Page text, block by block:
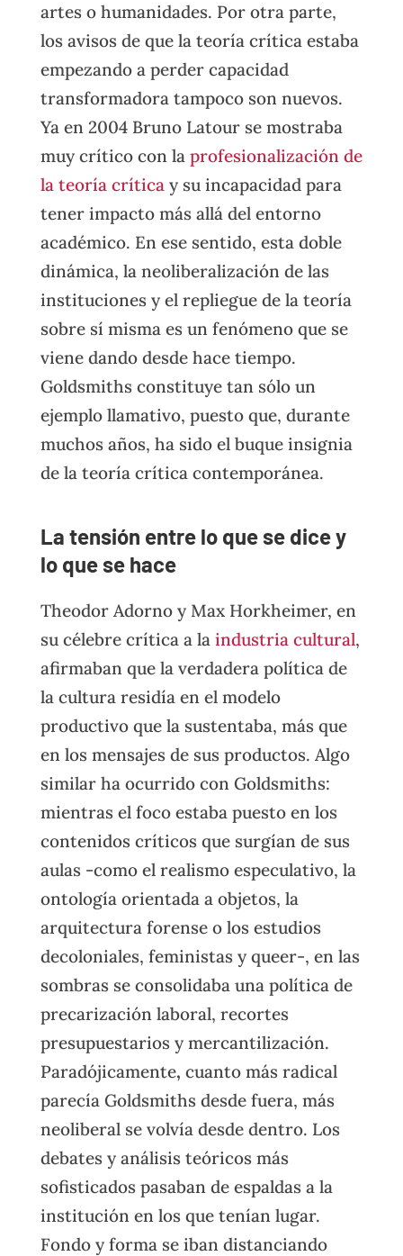
artes o humanidades. Por otra parte,
los avisos de que la teoría crítica estaba
empezando a perder capacidad
transformadora tampoco son nuevos.
Ya en 2004 Bruno Latour se mostraba
muy crítico con la profesionalización de
la teoría críticay su incapacidad para
tener impacto más allá del entorno
académico. En ese sentido, esta doble
dinámica, la neoliberalización de las
instituciones y el repliegue de la teoría
sobre sí misma es un fenómeno que se
viene dando desde hace tiempo.
Goldsmiths constituye tan sólo un
ejemplo llamativo, puesto que, durante
muchos años, ha sido el buque insignia
de la teoría crítica contemporánea.
La tensión entre lo que se dice y
lo que se hace
Theodor Adorno y Max Horkheimer, en
su célebre crítica a la industria cultural,
afirmaban que la verdadera política de
la cultura residía en el modelo
productivo que la sustentaba, más que
en los mensajes de sus productos. Algo
similar ha ocurrido con Goldsmiths:
mientras el foco estaba puesto en los
contenidos críticos que surgían de sus
aulas -como el realismo especulativo, la
ontología orientada a objetos, la
arquitectura forense o los estudios
decoloniales, feministas y queer-, en las
sombras se consolidaba una política de
precarización laboral, recortes
presupuestarios y mercantilización.
Paradójicamente, cuanto más radical
parecía Goldsmiths desde fuera, más
neoliberal se volvía desde dentro. Los
debates y análisis teóricos más
sofisticados pasaban de espaldas a la
institución en los que tenían lugar.
Fondo y forma se iban distanciando